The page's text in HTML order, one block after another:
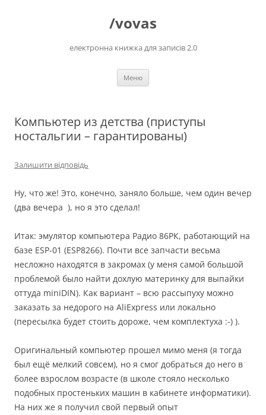
/vovas
електронна книжка для записів 2.0
Меню
Компьютер из детства (приступы
ностальгии – гарантированы)
Залишити відповідь
Ну, что же! Это, конечно, заняло больше, чем один вечер
(два вечера ), но я это сделал!
Итак: эмулятор компьютера Радио 86РК, работающий на
базе ESP-01 (ESP8266). Почти все запчасти весьма
несложно находятся в закромах (у меня самой большой
проблемой было найти дохлую материнку для выпайки
оттуда miniDIN). Как вариант – всю рассыпуху можно
заказать за недорого на AliExpress или локально
(пересылка будет стоить дороже, чем комплектуха :-) ).
Оригинальный компьютер прошел мимо меня (я тогда
был ещё мелкий совсем), но я смог добраться до него в
более взрослом возрасте (в школе стояло несколько
подобных простеньких машин в кабинете информатики).
На них же я получил свой первый опыт